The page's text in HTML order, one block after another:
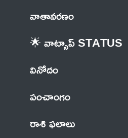
వాతావరణం
🌟 వాట్సాప్ STATUS
వినోదం
పంచాంగం
రాశి ఫలాలు